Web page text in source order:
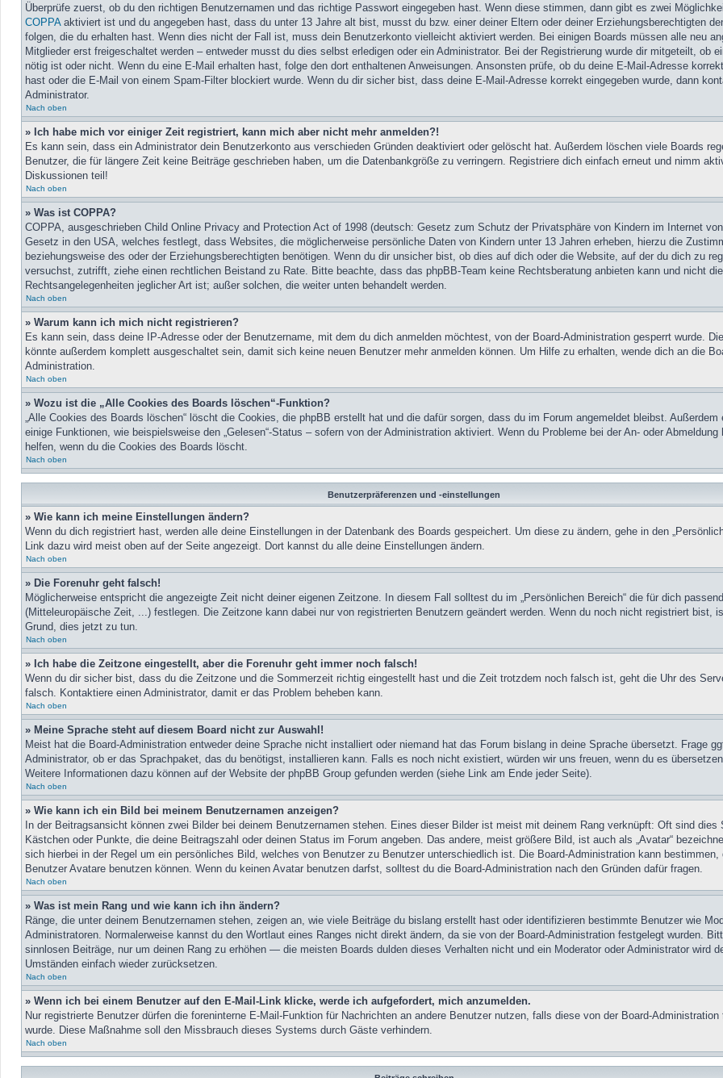
Überprüfe zuerst, ob du den richtigen Benutzernamen und das richtige Passwort eingegeben hast. Wenn diese stimmen, dann gibt es zwei
COPPAaktiviert ist und du angegeben hast, dass du unter 13 Jahre alt bist, musst du bzw. einer deiner Eltern oder deiner Erziehungsberechtigten
folgen, die du erhalten hast. Wenn dies nicht der Fall ist, muss dein Benutzerkonto vielleicht aktiviert werden. Bei einigen Boards müssen alle neu
Mitglieder erst freigeschaltet werden – entweder musst du dies selbst erledigen oder ein Administrator. Bei der Registrierung wurde dir mitgeteilt, ob
nötig ist oder nicht. Wenn du eine E-Mail erhalten hast, folge den dort enthaltenen Anweisungen. Ansonsten prüfe, ob du deine E-Mail-Adresse
hast oder die E-Mail von einem Spam-Filter blockiert wurde. Wenn du dir sicher bist, dass deine E-Mail-Adresse korrekt eingegeben wurde, dann
Administrator.
Nach oben
» Ich habe mich vor einiger Zeit registriert, kann mich aber nicht mehr anmelden?!
Es kann sein, dass ein Administrator dein Benutzerkonto aus verschieden Gründen deaktiviert oder gelöscht hat. Außerdem löschen viele Boards
Benutzer, die für längere Zeit keine Beiträge geschrieben haben, um die Datenbankgröße zu verringern. Registriere dich einfach erneut und nimm
Diskussionen teil!
Nach oben
» Was ist COPPA?
COPPA, ausgeschrieben Child Online Privacy and Protection Act of 1998 (deutsch: Gesetz zum Schutz der Privatsphäre von Kindern im Internet
Gesetz in den USA, welches festlegt, dass Websites, die möglicherweise persönliche Daten von Kindern unter 13 Jahren erheben, hierzu die
beziehungsweise des oder der Erziehungsberechtigten benötigen. Wenn du dir unsicher bist, ob dies auf dich oder die Website, auf der du dich zu
versuchst, zutrifft, ziehe einen rechtlichen Beistand zu Rate. Bitte beachte, dass das phpBB-Team keine Rechtsberatung anbieten kann und nicht
Rechtsangelegenheiten jeglicher Art ist; außer solchen, die weiter unten behandelt werden.
Nach oben
» Warum kann ich mich nicht registrieren?
Es kann sein, dass deine IP-Adresse oder der Benutzername, mit dem du dich anmelden möchtest, von der Board-Administration gesperrt wurde.
könnte außerdem komplett ausgeschaltet sein, damit sich keine neuen Benutzer mehr anmelden können. Um Hilfe zu erhalten, wende dich an die
Administration.
Nach oben
» Wozu ist die „Alle Cookies des Boards löschen“-Funktion?
„Alle Cookies des Boards löschen“ löscht die Cookies, die phpBB erstellt hat und die dafür sorgen, dass du im Forum angemeldet bleibst. Außerdem
einige Funktionen, wie beispielsweise den „Gelesen“-Status – sofern von der Administration aktiviert. Wenn du Probleme bei der An- oder Abmeldung
helfen, wenn du die Cookies des Boards löscht.
Nach oben
Benutzerpräferenzen und -einstellungen
» Wie kann ich meine Einstellungen ändern?
Wenn du dich registriert hast, werden alle deine Einstellungen in der Datenbank des Boards gespeichert. Um diese zu ändern, gehe in den
Link dazu wird meist oben auf der Seite angezeigt. Dort kannst du alle deine Einstellungen ändern.
Nach oben
» Die Forenuhr geht falsch!
Möglicherweise entspricht die angezeigte Zeit nicht deiner eigenen Zeitzone. In diesem Fall solltest du im „Persönlichen Bereich“ die für dich
(Mitteleuropäische Zeit, ...) festlegen. Die Zeitzone kann dabei nur von registrierten Benutzern geändert werden. Wenn du noch nicht registriert bist,
Grund, dies jetzt zu tun.
Nach oben
» Ich habe die Zeitzone eingestellt, aber die Forenuhr geht immer noch falsch!
Wenn du dir sicher bist, dass du die Zeitzone und die Sommerzeit richtig eingestellt hast und die Zeit trotzdem noch falsch ist, geht die Uhr des
falsch. Kontaktiere einen Administrator, damit er das Problem beheben kann.
Nach oben
» Meine Sprache steht auf diesem Board nicht zur Auswahl!
Meist hat die Board-Administration entweder deine Sprache nicht installiert oder niemand hat das Forum bislang in deine Sprache übersetzt. Frage
Administrator, ob er das Sprachpaket, das du benötigst, installieren kann. Falls es noch nicht existiert, würden wir uns freuen, wenn du es
Weitere Informationen dazu können auf der Website der phpBB Group gefunden werden (siehe Link am Ende jeder Seite).
Nach oben
» Wie kann ich ein Bild bei meinem Benutzernamen anzeigen?
In der Beitragsansicht können zwei Bilder bei deinem Benutzernamen stehen. Eines dieser Bilder ist meist mit deinem Rang verknüpft: Oft sind dies
Kästchen oder Punkte, die deine Beitragszahl oder deinen Status im Forum angeben. Das andere, meist größere Bild, ist auch als „Avatar“
sich hierbei in der Regel um ein persönliches Bild, welches von Benutzer zu Benutzer unterschiedlich ist. Die Board-Administration kann bestimmen,
Benutzer Avatare benutzen können. Wenn du keinen Avatar benutzen darfst, solltest du die Board-Administration nach den Gründen dafür fragen.
Nach oben
» Was ist mein Rang und wie kann ich ihn ändern?
Ränge, die unter deinem Benutzernamen stehen, zeigen an, wie viele Beiträge du bislang erstellt hast oder identifizieren bestimmte Benutzer wie
Administratoren. Normalerweise kannst du den Wortlaut eines Ranges nicht direkt ändern, da sie von der Board-Administration festgelegt wurden.
sinnlosen Beiträge, nur um deinen Rang zu erhöhen — die meisten Boards dulden dieses Verhalten nicht und ein Moderator oder Administrator wird
Umständen einfach wieder zurücksetzen.
Nach oben
» Wenn ich bei einem Benutzer auf den E-Mail-Link klicke, werde ich aufgefordert, mich anzumelden.
Nur registrierte Benutzer dürfen die foreninterne E-Mail-Funktion für Nachrichten an andere Benutzer nutzen, falls diese von der Board-
wurde. Diese Maßnahme soll den Missbrauch dieses Systems durch Gäste verhindern.
Nach oben